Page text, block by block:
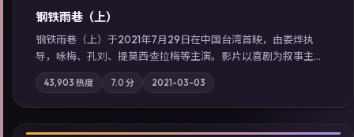
钢铁雨巷（上）
钢铁雨巷（上）于2021年7月29日在中国台湾首映，由娄烨执
导，咏梅、孔刘、提莫西·查拉梅等主演。影片以喜剧为叙事主
轴，一次普通通勤演变成全城关注的生死营救；摄影与配乐强化
地域气质；站内亦可通过「国产免费观看高清电视剧在线看」延
展检索同类型高分佳作，畅享高清在线追剧体验。
43,903 热度 7.0 分 2021-03-03